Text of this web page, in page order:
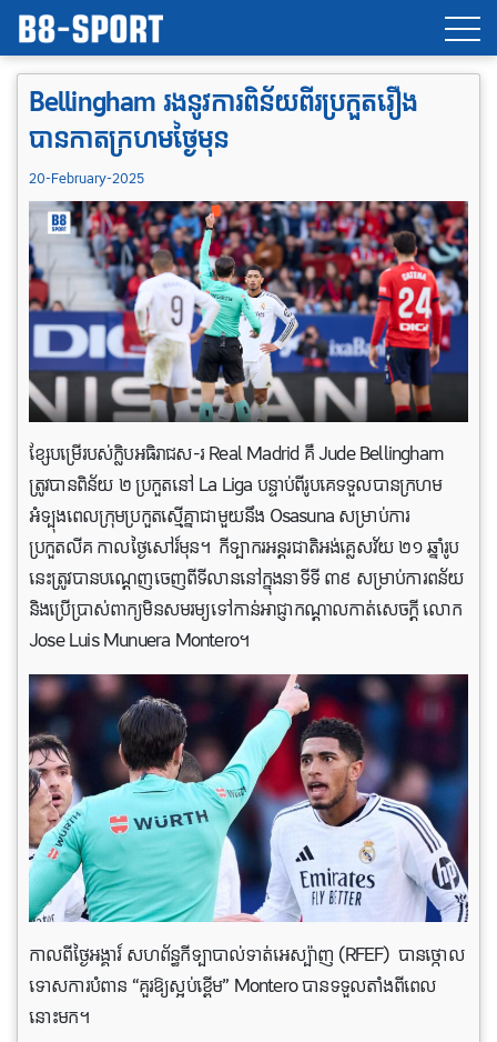
Bellingham រងនូវការពិន័យពីរប្រកួតរឿង
បានកាតក្រហមថ្ងៃមុន
20-February-2025
ខ្សែបម្រើរបស់ក្លិបអធិរាជស-រ Real Madrid គឺ Jude Bellingham
ត្រូវបានពិន័យ ២ ប្រកួតនៅ La Liga បន្ទាប់ពីរូបគេទទួលបានក្រហម
អំទ្បុងពេលក្រុមប្រកួតស្មើគ្នាជាមួយនឹង Osasuna សម្រាប់ការ
ប្រកួតលីគ កាលថ្ងៃសៅរ៍មុន។ កីទ្បាករអន្តរជាតិអង់គ្លេសវ័យ ២១ ឆ្នាំរូប
នេះត្រូវបានបណ្តេញចេញពីទីលាននៅក្នុងនាទីទី ៣៩ សម្រាប់ការពន័យ
និងប្រើប្រាស់ពាក្យមិនសមរម្យទៅកាន់អាជ្ញាកណ្តាលកាត់សេចក្តី លោក
Jose Luis Munuera Montero។
កាលពីថ្ងៃអង្គារ៍ សហព័ន្ធកីទ្បាបាល់ទាត់អេស្ប៉ាញ (RFEF) បានថ្កោល
ទោសការបំពាន “គួរឱ្យស្អប់ខ្ពើម” Montero បានទទួលតាំងពីពេល
នោះមក។